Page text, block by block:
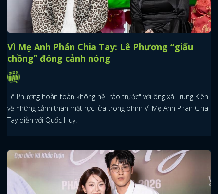
Vì Mẹ Anh Phán Chia Tay: Lê Phương “giấu
chồng” đóng cảnh nóng
Lê Phương hoàn toàn không hề "rào trước" với ông xã Trung Kiên
về những cảnh thân mật rực lửa trong phim Vì Mẹ Anh Phán Chia
Tay diễn với Quốc Huy.